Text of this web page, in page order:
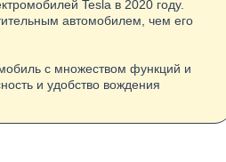
Tesla в 2020 году.
автомобилем, чем его
с множеством функций и
и удобство вождения